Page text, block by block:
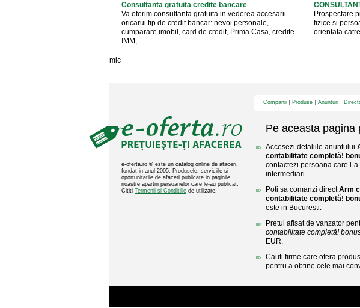
Consultanta gratuita credite bancare
Va oferim consultanta gratuita in vederea accesarii
oricarui tip de credit bancar: nevoi personale,
cumparare imobil, card de credit, Prima Casa, credite
IMM, ...
Prospectare
fizice si
orientata
mic
e-oferta.ro ® este un catalog online de afaceri,
fondat in anul 2005. Produsele, serviciile si
oportunitatile de afaceri publicate in paginile
noastre apartin persoanelor care le-au publicat.
Cititi Termenii si Conditiile de utilizare.
Companii Produse Anunturi
Pe aceasta pagina
Accesezi detaliile anuntului
contabilitate completă!
contactezi persoana care l-
intermediari.
Poti sa comanzi directArm
contabilitate completă!
este in Bucuresti.
Pretul afisat de vanzator
contabilitate completă!
EUR.
Cauti firme care ofera
pentru a obtine cele mai